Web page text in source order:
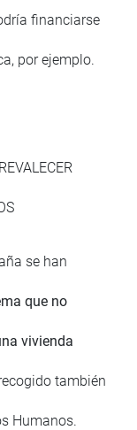
financiarse
por ejemplo.
se han
que no
vivienda
también
Humanos.